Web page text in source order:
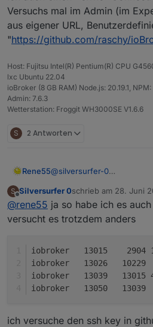
Versuchs mal im Admin (im
aus eigener URL,
"https://github.com/raschy/
Host: Fujitsu Intel(R) Pentium(R) CPU
lxc Ubuntu 22.04
ioBroker (8 GB RAM) Node.js: 20.19.1,
Admin: 7.6.3
Wetterstation: Froggit WH3000SE V1.6.6
S 2 Antworten
Rene55@silversurfer-0
ich auch einen '
Versuchs mal im Admin
Installieren aus eigener
S
Offline
Silversurfer 0schrieb am 28. Juni
zuletzt editiert von
@rene55 ja so habe ich es
versucht es trotzdem anders
iobroker   13015
iobroker   13026
iobroker   13039
iobroker   13050
ich versuche den ssh key in